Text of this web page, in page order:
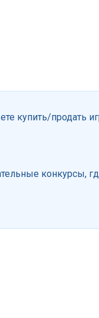
купить/продать
конкурсы,